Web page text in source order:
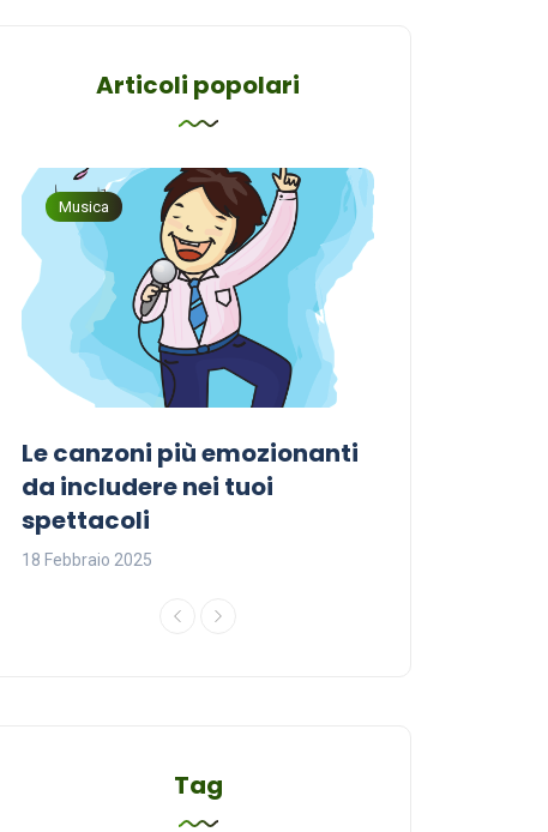
Articoli popolari
Musica
Le canzoni più emozionanti
da includere nei tuoi
spettacoli
18 Febbraio 2025
Tag